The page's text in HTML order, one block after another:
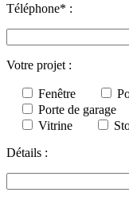
Téléphone* :
Votre projet :
Fenêtre
Porte de garage
Vitrine
Détails :